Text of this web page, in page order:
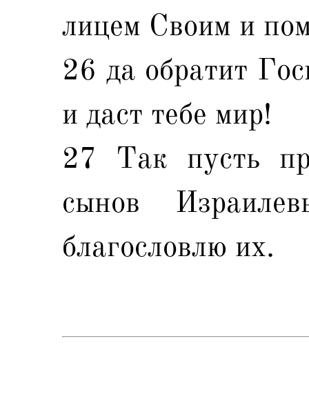
лицем Своим и
26 да обратит
и даст тебе мир!
27 Так пусть
сынов
благословлю их.